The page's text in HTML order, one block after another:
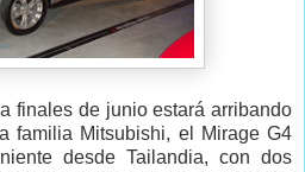
finales de junio estará arribando
familia Mitsubishi, el Mirage G4
desde Tailandia, con dos